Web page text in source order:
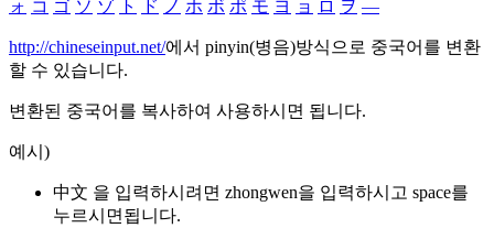
ォ コ ゴ ソ ゾ ト ド ノ ホ ボ ポ モ ヨ ョ ロ ヲ ―
http://chineseinput.net/에서 pinyin(병음)방식으로 중국어를 변환
할 수 있습니다.
변환된 중국어를 복사하여 사용하시면 됩니다.
예시)
中文 을 입력하시려면 zhongwen을 입력하시고 space를
누르시면됩니다.